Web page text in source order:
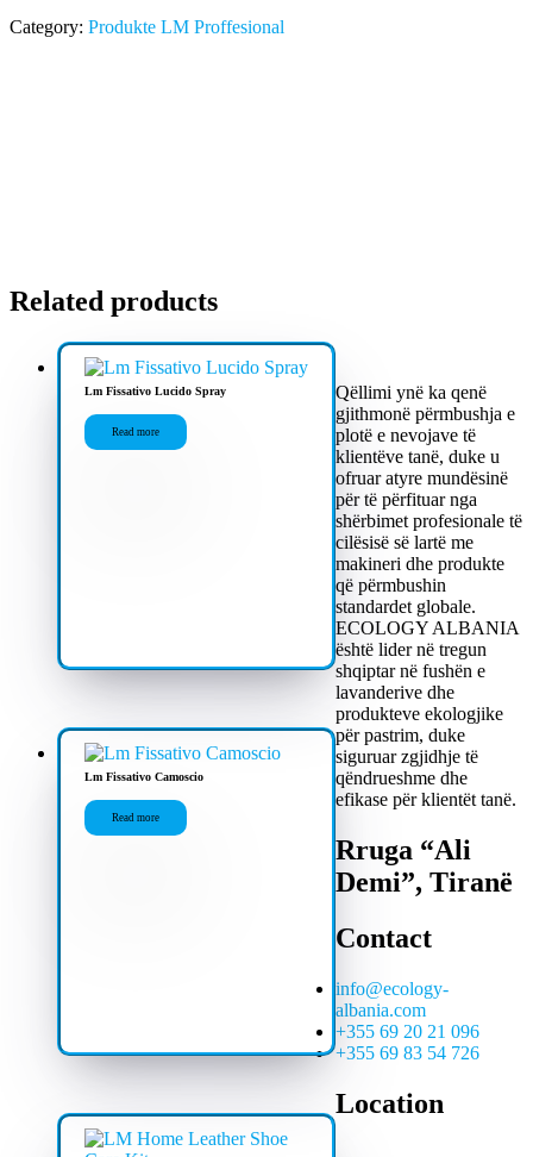
Category: Produkte LM Proffesional
Related products
Lm Fissativo Lucido Spray
Read more
Lm Fissativo Camoscio
Read more
Qëllimi ynë ka qenë
gjithmonë përmbushja e
plotë e nevojave të
klientëve tanë, duke u
ofruar atyre mundësinë
për të përfituar nga
shërbimet profesionale të
cilësisë së lartë me
makineri dhe produkte
që përmbushin
standardet globale.
ECOLOGY ALBANIA
është lider në tregun
shqiptar në fushën e
lavanderive dhe
produkteve ekologjike
për pastrim, duke
siguruar zgjidhje të
qëndrueshme dhe
efikase për klientët tanë.
Rruga “Ali
Demi”, Tiranë
Contact
info@ecology-
albania.com
+355 69 20 21 096
+355 69 83 54 726
Location